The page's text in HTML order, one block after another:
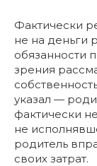
Фактически
не на деньги
обязанности
зрения
указал —
фактически
не
родитель
своих затрат.